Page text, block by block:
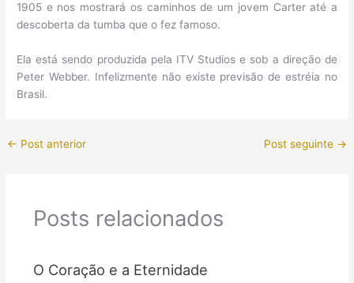
1905 e nos mostrará os caminhos de um jovem Carter até a
descoberta da tumba que o fez famoso.
Ela está sendo produzida pela ITV Studios e sob a direção de
Peter Webber. Infelizmente não existe previsão de estréia no
Brasil.
← Post anterior Post seguinte →
Posts relacionados
O Coração e a Eternidade